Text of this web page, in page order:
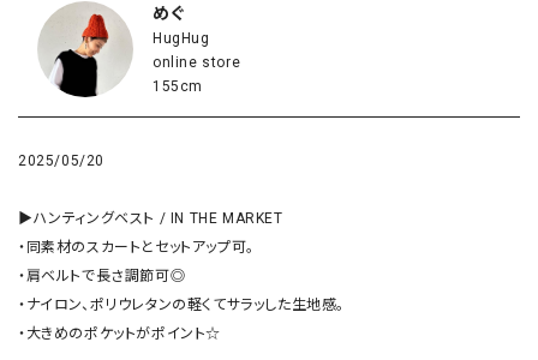
めぐ
HugHug
online store
155cm
2025/05/20
▶︎ハンティングベスト / IN THE MARKET
・同素材のスカートとセットアップ可。
・肩ベルトで長さ調節可◎
・ナイロン、ポリウレタンの軽くてサラッした生地感。
・大きめのポケットがポイント☆